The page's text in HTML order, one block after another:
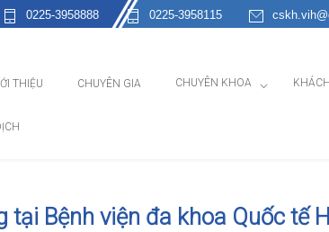
0225-3958888 0225-3958115
THIỆU CHUYÊN GIA CHUYÊN KHOA
tại Bệnh viện đa khoa Quốc tế